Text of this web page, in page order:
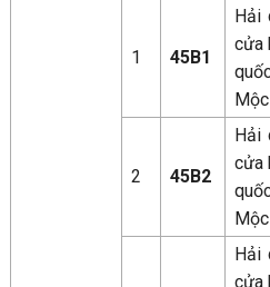
1 45B1
Hải
cửa
2 45B2
Hải
cửa
Hải
cửa